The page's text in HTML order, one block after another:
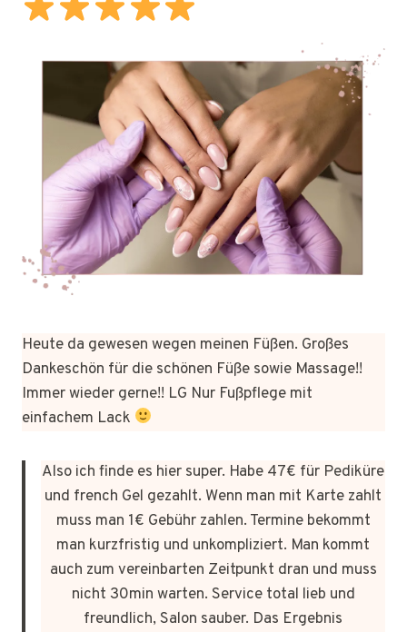
Heute da gewesen wegen meinen Füßen. Großes
Dankeschön für die schönen Füße sowie Massage!!
Immer wieder gerne!! LG Nur Fußpflege mit
einfachem Lack
Also ich finde es hier super. Habe 47€ für Pediküre
und french Gel gezahlt. Wenn man mit Karte zahlt
muss man 1€ Gebühr zahlen. Termine bekommt
man kurzfristig und unkompliziert. Man kommt
auch zum vereinbarten Zeitpunkt dran und muss
nicht 30min warten. Service total lieb und
freundlich, Salon sauber. Das Ergebnis